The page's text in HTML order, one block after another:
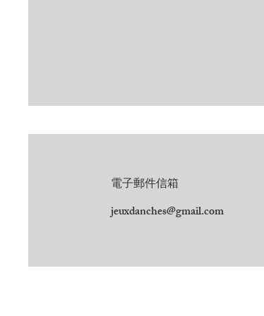
電子郵件信箱
jeuxdanches@gmail.com